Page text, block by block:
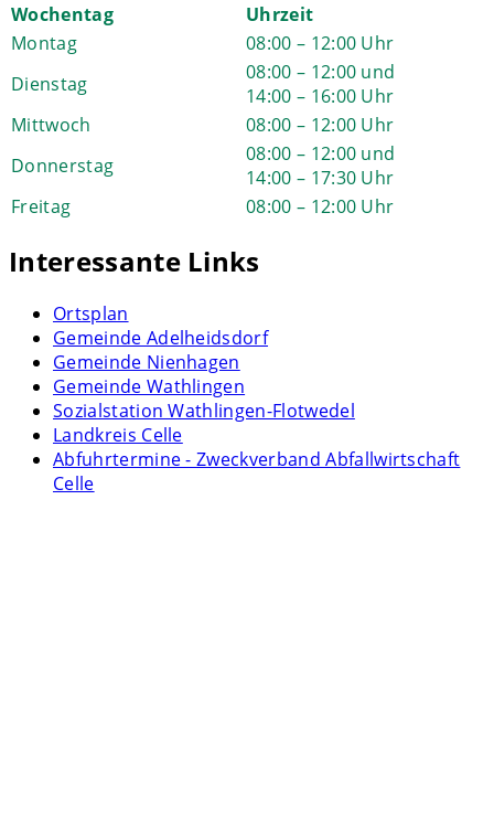
Wochentag
Uhrzeit
Montag
08:00 – 12:00 Uhr
Dienstag
08:00 – 12:00 und
14:00 – 16:00 Uhr
Mittwoch
08:00 – 12:00 Uhr
Donnerstag
08:00 – 12:00 und
14:00 – 17:30 Uhr
Freitag
08:00 – 12:00 Uhr
Interessante Links
Ortsplan
Gemeinde Adelheidsdorf
Gemeinde Nienhagen
Gemeinde Wathlingen
Sozialstation Wathlingen-Flotwedel
Landkreis Celle
Abfuhrtermine - Zweckverband Abfallwirtschaft
Celle